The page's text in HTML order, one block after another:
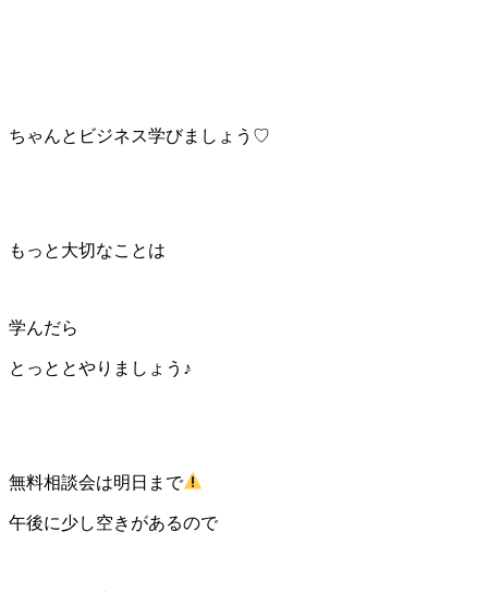
ちゃんとビジネス学びましょう♡
もっと大切なことは
学んだら
とっととやりましょう♪
無料相談会は明日まで
午後に少し空きがあるので